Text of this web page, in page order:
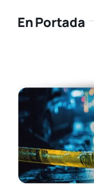
En Portada